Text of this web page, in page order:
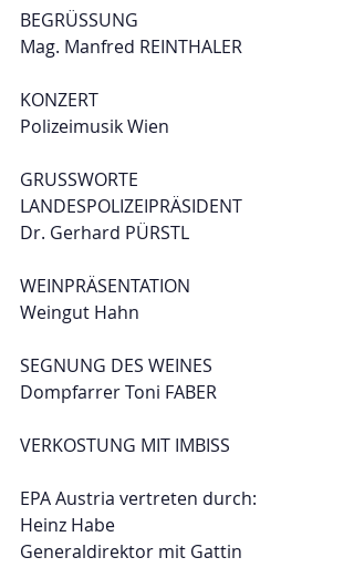
BEGRÜSSUNG
Mag. Manfred REINTHALER
KONZERT
Polizeimusik Wien
GRUSSWORTE
LANDESPOLIZEIPRÄSIDENT
Dr. Gerhard PÜRSTL
WEINPRÄSENTATION
Weingut Hahn
SEGNUNG DES WEINES
Dompfarrer Toni FABER
VERKOSTUNG MIT IMBISS
EPA Austria vertreten durch:
Heinz Habe
Generaldirektor mit Gattin